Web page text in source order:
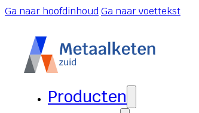
Ga naar hoofdinhoudGa naar voettekst
Producten